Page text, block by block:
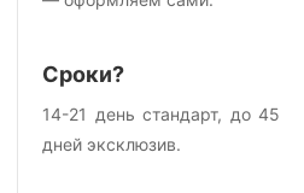
Сроки?
14-21 день стандарт, до 45
дней эксклюзив.